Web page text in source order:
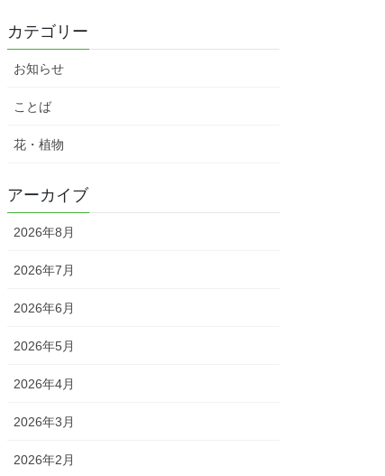
カテゴリー
お知らせ
ことば
花・植物
アーカイブ
2026年8月
2026年7月
2026年6月
2026年5月
2026年4月
2026年3月
2026年2月